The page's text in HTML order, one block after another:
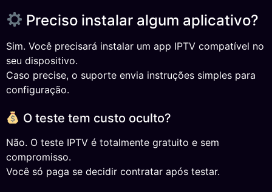
Preciso instalar algum aplicativo?
Sim. Você precisará instalar um app IPTV compatível no
seu dispositivo.
Caso precise, o suporte envia instruções simples para
configuração.
O teste tem custo oculto?
Não. O teste IPTV é totalmente gratuito e sem
compromisso.
Você só paga se decidir contratar após testar.